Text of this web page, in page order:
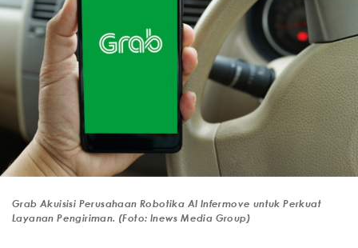
Grab Akuisisi Perusahaan Robotika AI Infermove untuk Perkuat
Layanan Pengiriman. (Foto: Inews Media Group)